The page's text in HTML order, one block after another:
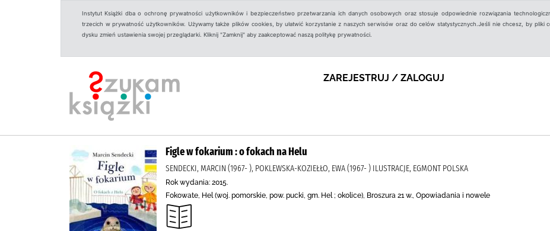
Instytut Książki dba o ochronę prywatności użytkowników i bezpieczeństwo przetwarzania ich danych osobowych oraz stosuje odpowiednie rozwiązania
trzecich w prywatność użytkowników. Używamy także plików cookies, by ułatwić korzystanie z naszych serwisów oraz do celów statystycznych.Jeśli nie chcesz, by pliki
dysku zmień ustawienia swojej przeglądarki. Kliknij "Zamknij" aby zaakceptować naszą politykę prywatności.
ZAREJESTRUJ / ZALOGUJ
Figle w fokarium : o fokach na Helu
SENDECKI, MARCIN (1967- ), POKLEWSKA-KOZIEŁŁO, EWA (1967- ) ILUSTRACJE, EGMONT POLSKA
Rok wydania: 2015.
Fokowate, Hel (woj. pomorskie, pow. pucki, gm. Hel ; okolice), Broszura 21 w., Opowiadania i nowele